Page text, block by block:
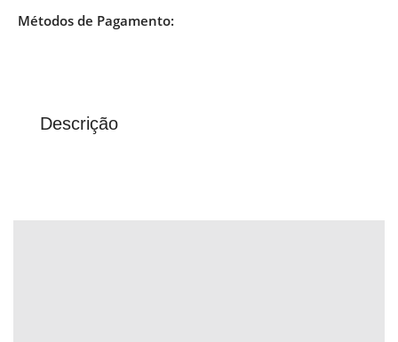
Métodos de Pagamento:
Descrição